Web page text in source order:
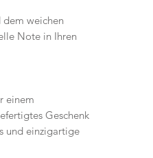
weichen
Note in Ihren
einem
Geschenk
und einzigartige